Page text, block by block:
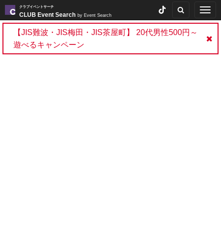
クラブイベントサーチ
CLUB Event Search by Event Search
【JIS難波・JIS梅田・JIS茶屋町】 20代男性500円～
遊べるキャンペーン